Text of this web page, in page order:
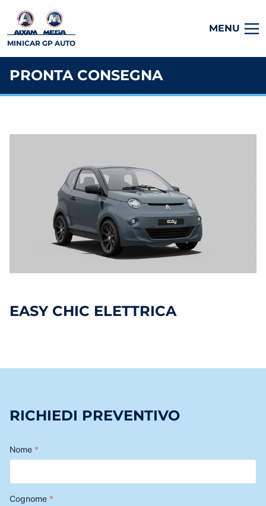
MINICAR GP AUTO
MENU
PRONTA CONSEGNA
EASY CHIC ELETTRICA
RICHIEDI PREVENTIVO
Nome *
Cognome *